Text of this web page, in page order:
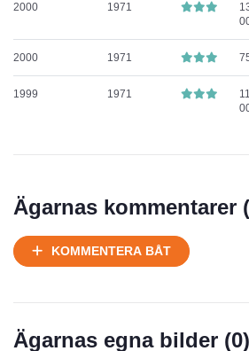
2000 1971
2000 1971
1999 1971
Ägarnas kommentarer (
KOMMENTERA BÅT
Ägarnas egna bilder (0)